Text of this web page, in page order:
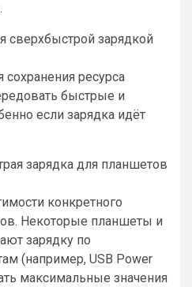
сверхбыстрой зарядкой
сохранения ресурса
быстрые и
если зарядка идёт
зарядка для планшетов
конкретного
Некоторые планшеты и
зарядку по
(например, USB Power
максимальные значения